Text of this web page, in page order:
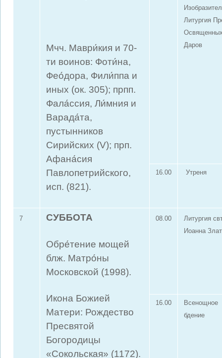
Мчч. Маври́кия и 70-
ти воинов: Фоти́на,
Фео́дора, Фили́ппа и
иных (ок. 305); прпп.
Фала́ссия, Ли́мния и
Варада́та,
пустынников
Сирийских (V); прп.
Афана́сия
Павлопетрийского,
исп. (821).
Литургия
Даров
16.00 Утреня
7 СУББОТА
Обре́тение мощей
блж. Матро́ны
Московской (1998).
Икона Божией
Матери: Рождество
Пресвятой
Богородицы
«Сокольская» (1172).
08.00
Литургия
Иоанна
16.00
Всенощное
бдение